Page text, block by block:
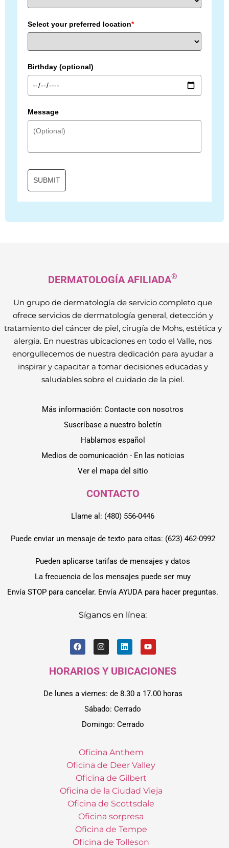
Select your preferred location*
Birthday (optional)
Message
SUBMIT
DERMATOLOGÍA AFILIADA®
Un grupo de dermatología de servicio completo que
ofrece servicios de dermatología general, detección y
tratamiento del cáncer de piel, cirugía de Mohs, estética y
alergia. En nuestras ubicaciones en todo el Valle, nos
enorgullecemos de nuestra dedicación para ayudar a
inspirar y capacitar a tomar decisiones educadas y
saludables sobre el cuidado de la piel.
Más información: Contacte con nosotros
Suscríbase a nuestro boletín
Hablamos español
Medios de comunicación - En las noticias
Ver el mapa del sitio
CONTACTO
Llame al: (480) 556-0446
Puede enviar un mensaje de texto para citas: (623) 462-0992
Pueden aplicarse tarifas de mensajes y datos
La frecuencia de los mensajes puede ser muy
Envía STOP para cancelar. Envía AYUDA para hacer preguntas.
Síganos en línea:
HORARIOS Y UBICACIONES
De lunes a viernes: de 8.30 a 17.00 horas
Sábado: Cerrado
Domingo: Cerrado
Oficina Anthem
Oficina de Deer Valley
Oficina de Gilbert
Oficina de la Ciudad Vieja
Oficina de Scottsdale
Oficina sorpresa
Oficina de Tempe
Oficina de Tolleson